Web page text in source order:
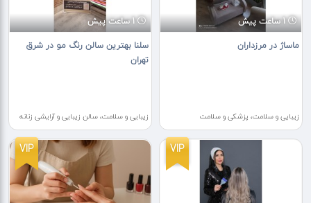
1 ساعت پیش
ماساژ در مرزداران
زیبایی و سلامت، پزشکی و سلامت
1 ساعت پیش
سلنا بهترین سالن رنگ مو در شرق
تهران
زیبایی و سلامت، سالن زیبایی و آرایشی زنانه
VIP
VIP